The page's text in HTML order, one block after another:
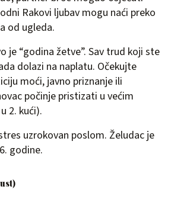
Rakovi ljubav mogu naći preko
od ugleda.
je “godina žetve”. Sav trud koji ste
dolazi na naplatu. Očekujte
moći, javno priznanje ili
počinje pristizati u većim
2. kući).
uzrokovan poslom. Želudac je
godine.